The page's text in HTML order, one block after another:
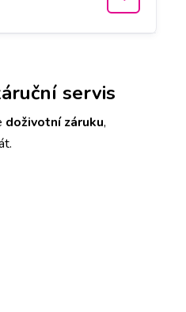
servis
doživotní záruku,